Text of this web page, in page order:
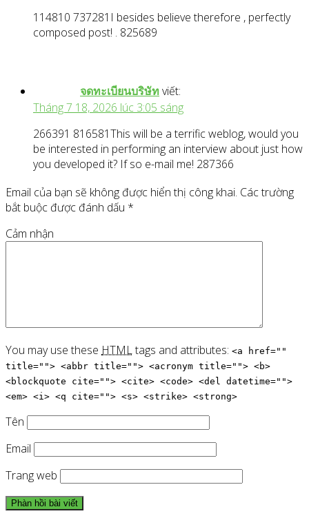
114810 737281I besides believe therefore , perfectly
composed post! . 825689
จดทะเบียนบริษัทviết:
Tháng 7 18, 2026 lúc 3:05 sáng
266391 816581This will be a terrific weblog, would you
be interested in performing an interview about just how
you developed it? If so e-mail me! 287366
Email của bạn sẽ không được hiển thị công khai. Các trường
bắt buộc được đánh dấu *
Cảm nhận
You may use these HTMLtags and attributes: <a href=""
title=""> <abbr title=""> <acronym title=""> <b>
<blockquote cite=""> <cite> <code> <del datetime="">
<em> <i> <q cite=""> <s> <strike> <strong>
Tên
Email
Trang web